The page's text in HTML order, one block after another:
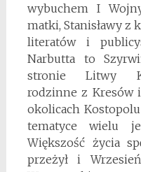
wybuchem I
matki, Stanisławy z
literatów i
Narbutta to
stronie Litwy
rodzinne z Kresów
okolicach
tematyce wielu
Większość życia
przeżył i